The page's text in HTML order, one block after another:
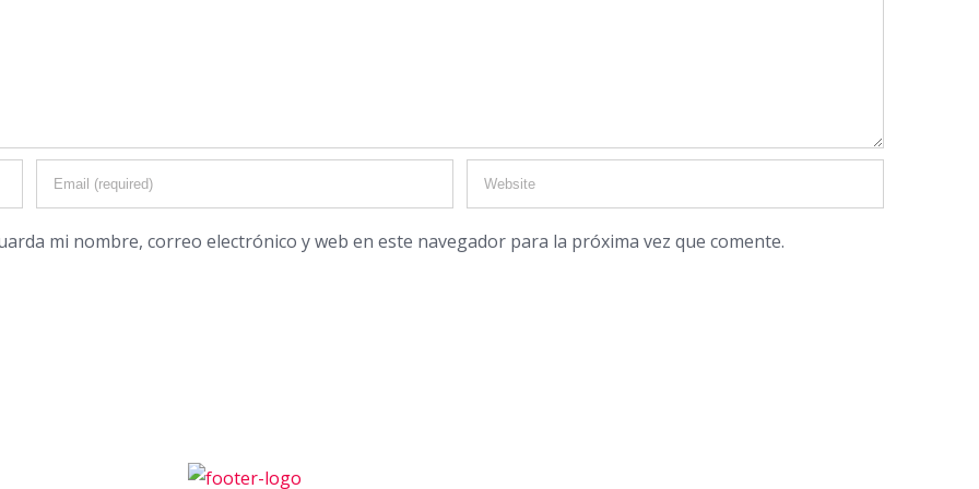
mi nombre, correo electrónico y web en este navegador para la próxima vez que comente.